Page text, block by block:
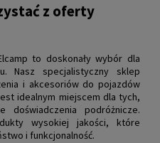
z oferty
to doskonały wybór dla
Nasz specjalistyczny sklep
i akcesoriów do pojazdów
idealnym miejscem dla tych,
podróżnicze.
wysokiej jakości, które
i funkcjonalność.